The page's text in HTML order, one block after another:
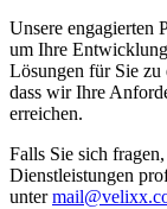
Unsere engagierten
um Ihre
Lösungen für Sie zu
dass wir Ihre
erreichen.
Falls Sie sich
Dienstleistungen
unter